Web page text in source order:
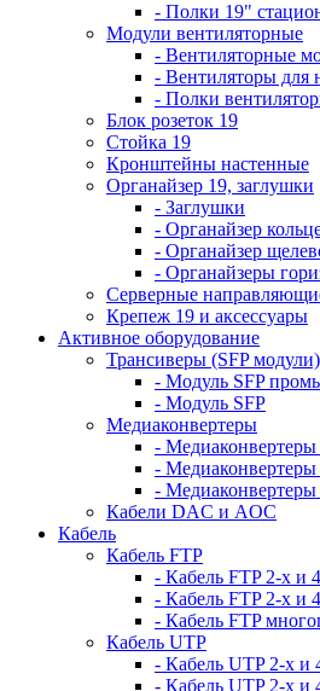
- Полки 19"
Модули вентиляторные
- Вентиляторные
- Вентиляторы для
- Полки
Блок розеток 19
Стойка 19
Кронштейны настенные
Органайзер 19, заглушки
- Заглушки
- Органайзер
- Органайзер
- Органайзеры
Серверные
Крепеж 19 и аксессуары
Активное оборудование
Трансиверы (SFP модули)
- Модуль SFP
- Модуль SFP
Медиаконвертеры
-
- Медиаконвертеры
-
Кабели DAC и AOC
Кабель
Кабель FTP
- Кабель FTP 2-х и
- Кабель FTP 2-х и
- Кабель FTP
Кабель UTP
- Кабель UTP 2-х и
- Кабель UTP 2-х и